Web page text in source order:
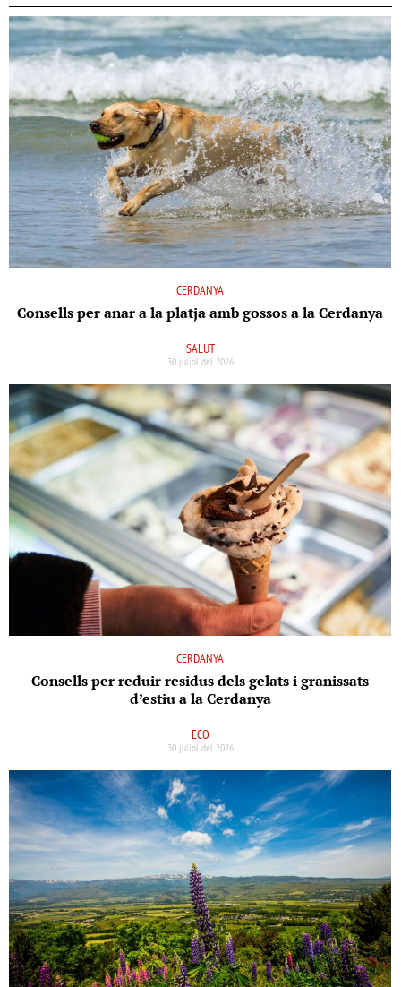
CERDANYA
Consells per anar a la platja amb gossos a la Cerdanya
SALUT
30 juliol del 2026
CERDANYA
Consells per reduir residus dels gelats i granissats
d’estiu a la Cerdanya
ECO
30 juliol del 2026